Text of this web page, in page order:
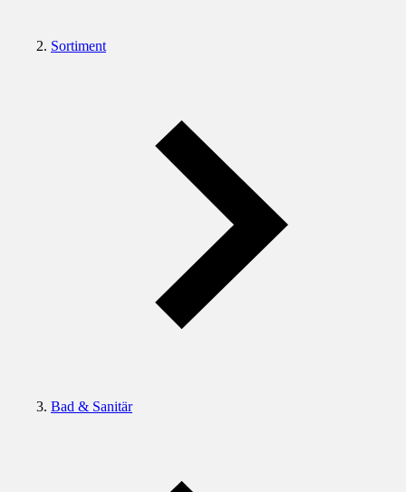
Sortiment
Bad & Sanitär